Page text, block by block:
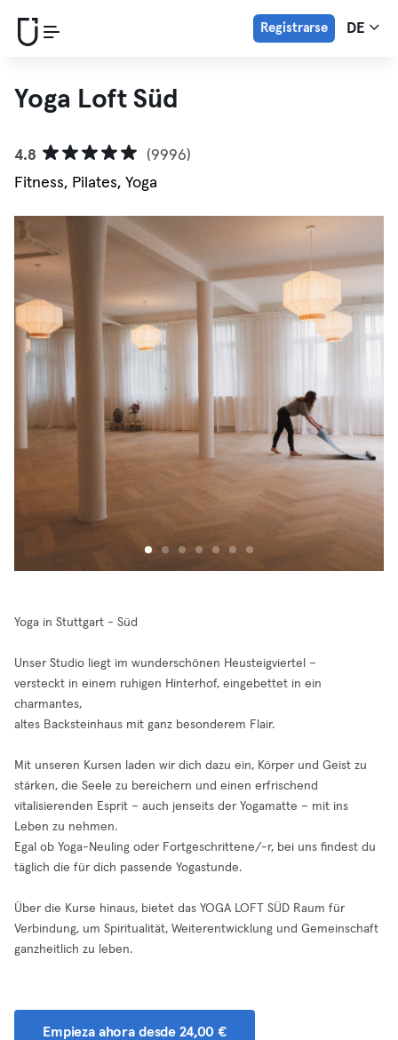
Registrarse DE
Yoga Loft Süd
4.8
(9996)
Fitness, Pilates, Yoga
Yoga in Stuttgart - Süd
Unser Studio liegt im wunderschönen Heusteigviertel –
versteckt in einem ruhigen Hinterhof, eingebettet in ein
charmantes,
altes Backsteinhaus mit ganz besonderem Flair.
Mit unseren Kursen laden wir dich dazu ein, Körper und Geist zu
stärken, die Seele zu bereichern und einen erfrischend
vitalisierenden Esprit – auch jenseits der Yogamatte – mit ins
Leben zu nehmen.
Egal ob Yoga-Neuling oder Fortgeschrittene/-r, bei uns findest du
täglich die für dich passende Yogastunde.
Über die Kurse hinaus, bietet das YOGA LOFT SÜD Raum für
Verbindung, um Spiritualität, Weiterentwicklung und Gemeinschaft
ganzheitlich zu leben.
Empieza ahora desde 24,00 €